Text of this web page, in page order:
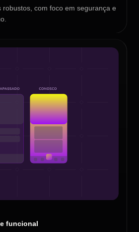
robustos, com foco em segurança e
funcional